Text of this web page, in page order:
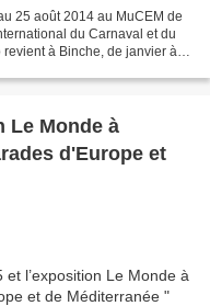
25 août 2014 au MuCEM de
du Carnaval et du
à Binche, de janvier à